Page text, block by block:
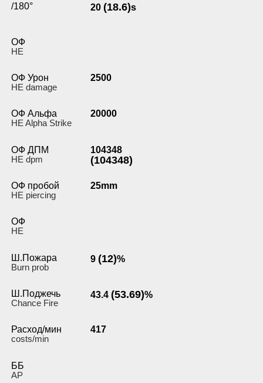
/180° 20 (18.6)s
ОФ
HE
ОФ Урон
HE damage
2500
ОФ Альфа
HE Alpha Strike
20000
ОФ ДПМ
HE dpm
104348
(104348)
ОФ пробой
HE piercing
25mm
ОФ
HE
Ш.Пожара
Burn prob
9 (12)%
Ш.Поджечь
Chance Fire
43.4 (53.69)%
Расход/мин
costs/min
417
ББ
AP